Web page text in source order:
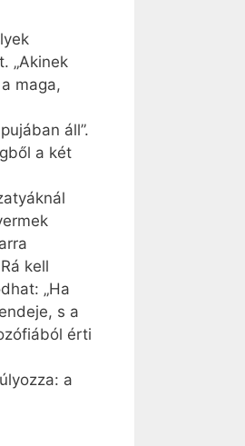
„Akinek
maga,
áll”.
a két
kell
„Ha
s a
érti
a